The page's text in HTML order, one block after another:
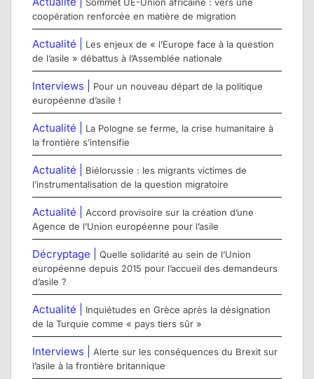
coopération renforcée en matière de migration
Actualité |
Les enjeux de « l’Europe face à la question
de l’asile » débattus à l’Assemblée nationale
Interviews |
Pour un nouveau départ de la politique
européenne d’asile !
Actualité |
La Pologne se ferme, la crise humanitaire à
la frontière s’intensifie
Actualité |
Biélorussie : les migrants victimes de
l’instrumentalisation de la question migratoire
Actualité | Accord provisoire sur la création d’une
Agence de l’Union européenne pour l’asile
Décryptage | Quelle solidarité au sein de l’Union
européenne depuis 2015 pour l’accueil des demandeurs
d’asile ?
Actualité |
Inquiétudes en Grèce après la désignation
de la Turquie comme « pays tiers sûr »
Interviews | Alerte sur les conséquences du Brexit sur
l’asile à la frontière britannique